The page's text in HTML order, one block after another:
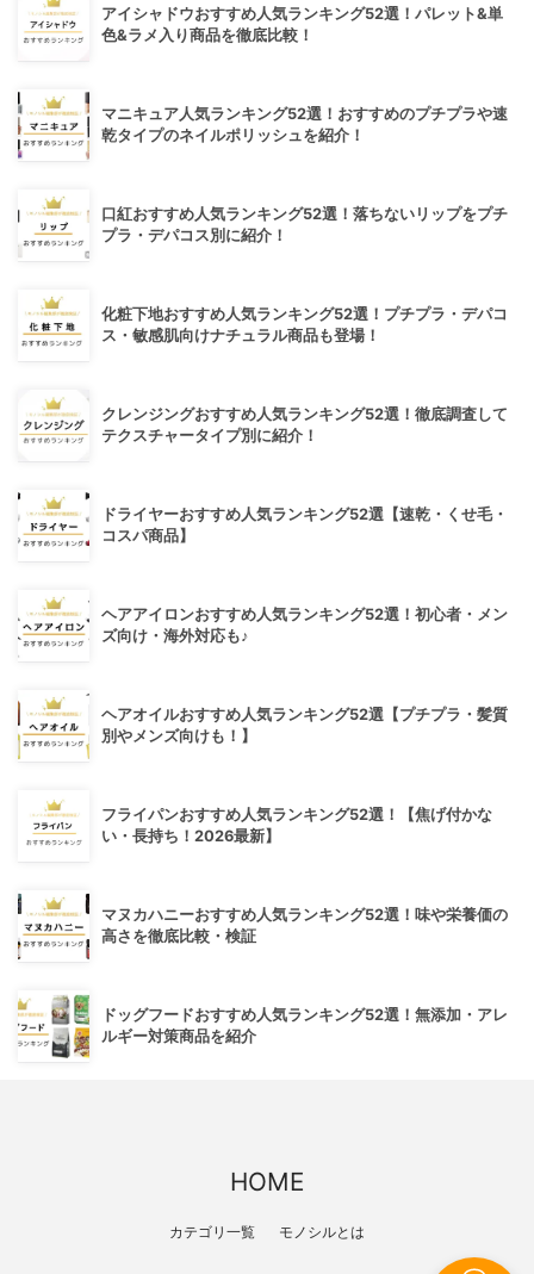
アイシャドウおすすめ人気ランキング52選！パレット&単
色&ラメ入り商品を徹底比較！
マニキュア人気ランキング52選！おすすめのプチプラや速
乾タイプのネイルポリッシュを紹介！
口紅おすすめ人気ランキング52選！落ちないリップをプチ
プラ・デパコス別に紹介！
化粧下地おすすめ人気ランキング52選！プチプラ・デパコ
ス・敏感肌向けナチュラル商品も登場！
クレンジングおすすめ人気ランキング52選！徹底調査して
テクスチャータイプ別に紹介！
ドライヤーおすすめ人気ランキング52選【速乾・くせ毛・
コスパ商品】
ヘアアイロンおすすめ人気ランキング52選！初心者・メン
ズ向け・海外対応も♪
ヘアオイルおすすめ人気ランキング52選【プチプラ・髪質
別やメンズ向けも！】
フライパンおすすめ人気ランキング52選！【焦げ付かな
い・長持ち！2026最新】
マヌカハニーおすすめ人気ランキング52選！味や栄養価の
高さを徹底比較・検証
ドッグフードおすすめ人気ランキング52選！無添加・アレ
ルギー対策商品を紹介
HOME
カテゴリ一覧 モノシルとは